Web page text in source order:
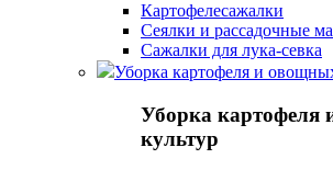
Картофелесажалки
Сеялки и рассадочные
Сажалки для лука-севка
Уборка картофеля и
Уборка картофеля
культур